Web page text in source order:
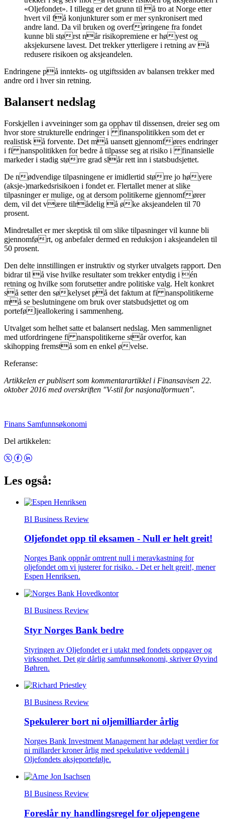
«Oljefondet». I tillegg er det grunn til å tro at Norge etter
hvert vil få konjunkturer som er mer synkronisert med
andre land. Da vil bruken og overføringene fra fondet
kunne bli størst når risikopremiene er høyest og
aksjekursene lavest. Det trekker ytterligere i retning av å
redusere risikoen og aksjeandelen.
Endringene på inntekts- og utgiftssiden av balansen trekker med
andre ord i hver sin retning.
Balansert nedslag
Forskjellen i avveininger som ga opphav til dissensen, dreier seg om
hvor store strukturelle endringer i finanspolitikken som det er
realistisk å forvente. Det må uansett gjennomføres endringer
i fi nanspolitikken for bedre å tilpasse seg at risiko i finansielle
markeder i stadig større grad slår rett inn i statsbudsjettet.
De nødvendige tilpasningene er imidlertid større jo høyere
(aksje-)markedsrisikoen i fondet er. Flertallet mener at slike
tilpasninger er mulige, og at dersom politikerne gjennomfører
dem, vil det være tilrådelig å øke aksjeandelen til 70
prosent.
Mindretallet er mer skeptisk til om slike tilpasninger vil kunne bli
gjennomført, og anbefaler dermed en reduksjon i aksjeandelen til
50 prosent.
Den delte innstillingen er instruktiv og styrker utvalgets rapport. Den
bidrar til å vise hvilke resultater som trekker entydig i én
retning og hvilke som forutsetter andre politiske valg. Helt konkret
så setter den søkelyset på det faktum at fi nanspolitikerne
må se beslutningene om bruk over statsbudsjettet og om
porteføljeallokering i sammenheng.
Utvalget som helhet satte et balansert nedslag. Men sammenlignet
med utfordringene fi nanspolitikerne står overfor, kan
skihopping fremstå som en enkel øvelse.
Referanse:
Artikkelen er publisert som kommentarartikkel i Finansavisen 22.
oktober 2016 med overskriften "V-stil for nasjonalformuen".
Finans Samfunnsøkonomi
Del artikkelen:
Les også:
BI Business Review
Oljefondet opp til eksamen - Null er helt greit!
Norges Bank oppnår omtrent null i meravkastning for
oljefondet om vi justerer for risiko. - Det er helt greit!, mener
Espen Henriksen.
BI Business Review
Styr Norges Bank bedre
Styringen av Oljefondet er i utakt med fondets oppgaver og
virksomhet. Det gir dårlig samfunnsøkonomi, skriver Øyvind
Bøhren.
BI Business Review
Spekulerer bort ni oljemilliarder årlig
Norges Bank Investment Management har ødelagt verdier for
ni millarder kroner årlig med spekulative veddemål i
Oljefondets aksjeportefølje.
BI Business Review
Foreslår ny handlingsregel for oljepengene